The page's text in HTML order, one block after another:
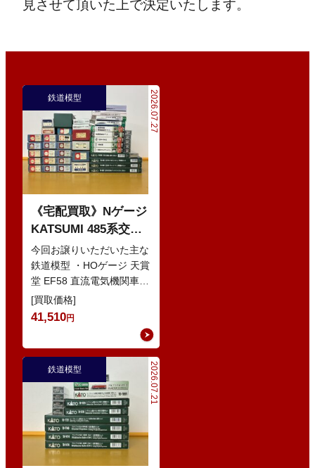
見させて頂いた上で決定いたします。
2026.07.27
鉄道模型
《宅配買取》Nゲージ
KATSUMI 485系交直
流特急型電車 などの
鉄道模型
今回お譲りいただいた主な
鉄道模型 ・HOゲージ 天賞
堂 EF58 直流電気機関車
・Nゲージ KATO 10-386
285系0番…
[買取価格]
41,510円
2026.07.21
鉄道模型